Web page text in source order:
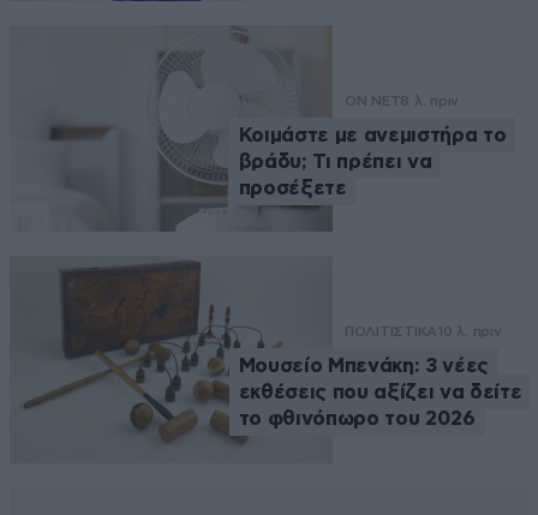
ON NET8 λ. πριν
Κοιμάστε με ανεμιστήρα το
βράδυ; Τι πρέπει να
προσέξετε
ΠΟΛΙΤΙΣΤΙΚΑ 10 λ. πριν
Μουσείο Μπενάκη: 3 νέες
εκθέσεις που αξίζει να δείτε
το φθινόπωρο του 2026